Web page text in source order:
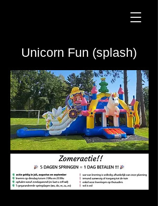
Unicorn Fun (splash)